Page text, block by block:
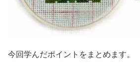
今回学んだポイントをまとめます。